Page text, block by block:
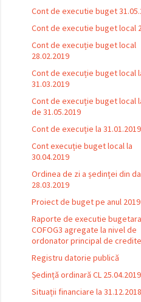
Cont de executie buget
Cont de executie buget local
Cont de execuție buget local
28.02.2019
Cont de execuție buget local
31.03.2019
Cont de execuție buget local
de 31.05.2019
Cont de execuție la 31.01.2019
Cont execuție buget local la
30.04.2019
Ordinea de zi a ședinței din
28.03.2019
Proiect de buget pe anul 2019
Raporte de executie bugetara
COFOG3 agregate la nivel de
ordonator principal de
Registru datorie publică
Ședință ordinară CL 25.04.2019
Situații financiare la 31.12.2018